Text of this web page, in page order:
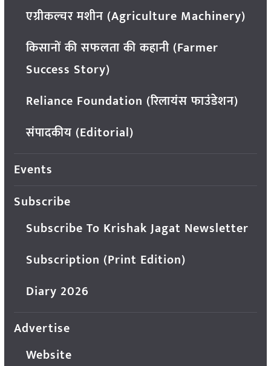
एग्रीकल्चर मशीन (Agriculture Machinery)
किसानों की सफलता की कहानी (Farmer
Success Story)
Reliance Foundation (रिलायंस फाउंडेशन)
संपादकीय (Editorial)
Events
Subscribe
Subscribe To Krishak Jagat Newsletter
Subscription (Print Edition)
Diary 2026
Advertise
Website